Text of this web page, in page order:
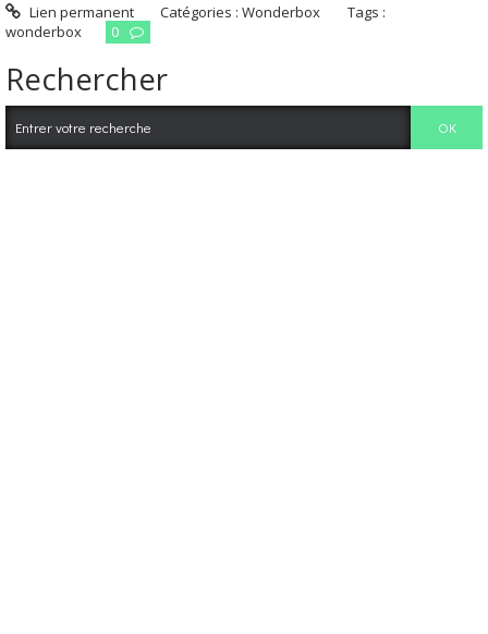
Lien permanent Catégories :Wonderbox
Tags :
wonderbox
0
Rechercher